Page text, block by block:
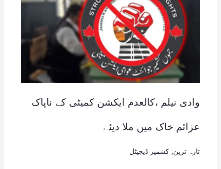
وادی نیلم ،کالعدم ایکشن کمیٹی کے ناپاک
عزائم خاک میں ملا دیئے
تازہ ترین کشمیر ڈیجیٹل